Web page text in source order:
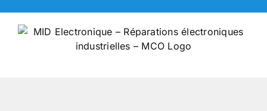
content